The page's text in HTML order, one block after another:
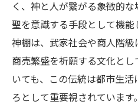
く、神と人が繋がる象徴的
聖を意識する手段として機
神棚は、武家社会や商人階
商売繁盛を祈願する文化と
いても、この伝統は都市生
ろとして重要視されていま